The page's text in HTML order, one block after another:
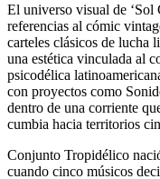
El universo visual de ‘Sol
referencias al cómic
carteles clásicos de lucha
una estética vinculada al
psicodélica
con proyectos como
dentro de una corriente
cumbia hacia territorios
Conjunto Tropidélico
cuando cinco músicos